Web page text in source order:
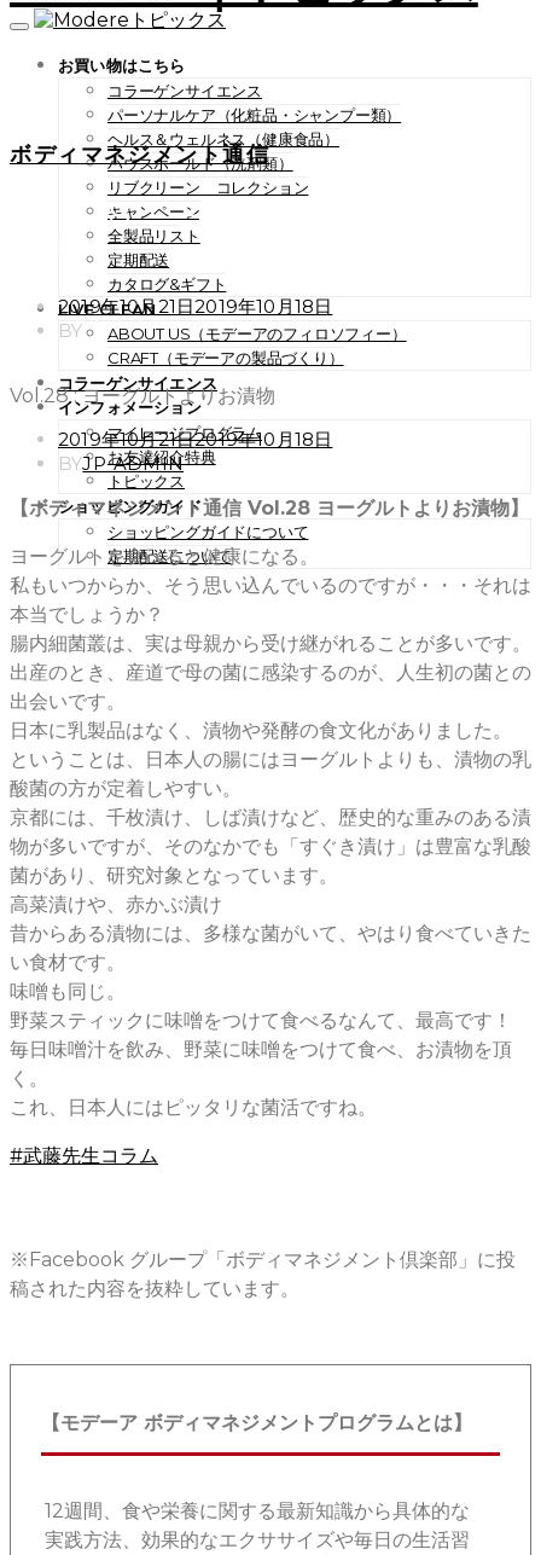
お買い物はこちら
コラーゲンサイエンス
パーソナルケア（化粧品・シャンプー類）
ヘルス＆ウェルネス（健康食品）
ハウスホールド（洗剤類）
リブクリーン コレクション
キャンペーン
全製品リスト
定期配送
カタログ&ギフト
LIVE CLEAN
ABOUT US（モデーアのフィロソフィー）
CRAFT（モデーアの製品づくり）
コラーゲンサイエンス
インフォメーション
マイレージプログラム
お友達紹介特典
トピックス
ショッピングガイド
ショッピングガイドについて
定期配送について
ボディマネジメント通信
Vol.28 : ヨーグルトよりお
漬物
POSTED
ON
2019年10月21日2019年10月18日
BY
Vol.28 : ヨーグルトよりお漬物
POSTED
ON
2019年10月21日2019年10月18日
BYJP-ADMIN
【ボディマネジメント通信 Vol.28 ヨーグルトよりお漬物】
ヨーグルトを食べると健康になる。
私もいつからか、そう思い込んでいるのですが・・・それは
本当でしょうか？
腸内細菌叢は、実は母親から受け継がれることが多いです。
出産のとき、産道で母の菌に感染するのが、人生初の菌との
出会いです。
日本に乳製品はなく、漬物や発酵の食文化がありました。
ということは、日本人の腸にはヨーグルトよりも、漬物の乳
酸菌の方が定着しやすい。
京都には、千枚漬け、しば漬けなど、歴史的な重みのある漬
物が多いですが、そのなかでも「すぐき漬け」は豊富な乳酸
菌があり、研究対象となっています。
高菜漬けや、赤かぶ漬け
昔からある漬物には、多様な菌がいて、やはり食べていきた
い食材です。
味噌も同じ。
野菜スティックに味噌をつけて食べるなんて、最高です！
毎日味噌汁を飲み、野菜に味噌をつけて食べ、お漬物を頂
く。
これ、日本人にはピッタリな菌活ですね。
#武藤先生コラム
※Facebook グループ「ボディマネジメント倶楽部」に投
稿された内容を抜粋しています。
【モデーア ボディマネジメントプログラムとは】
12週間、食や栄養に関する最新知識から具体的な
実践方法、効果的なエクササイズや毎日の生活習